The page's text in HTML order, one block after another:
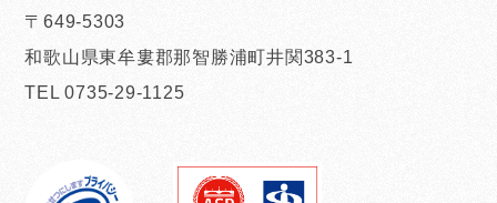
〒649-5303
和歌山県東牟婁郡那智勝浦町井関383-1
TEL 0735-29-1125